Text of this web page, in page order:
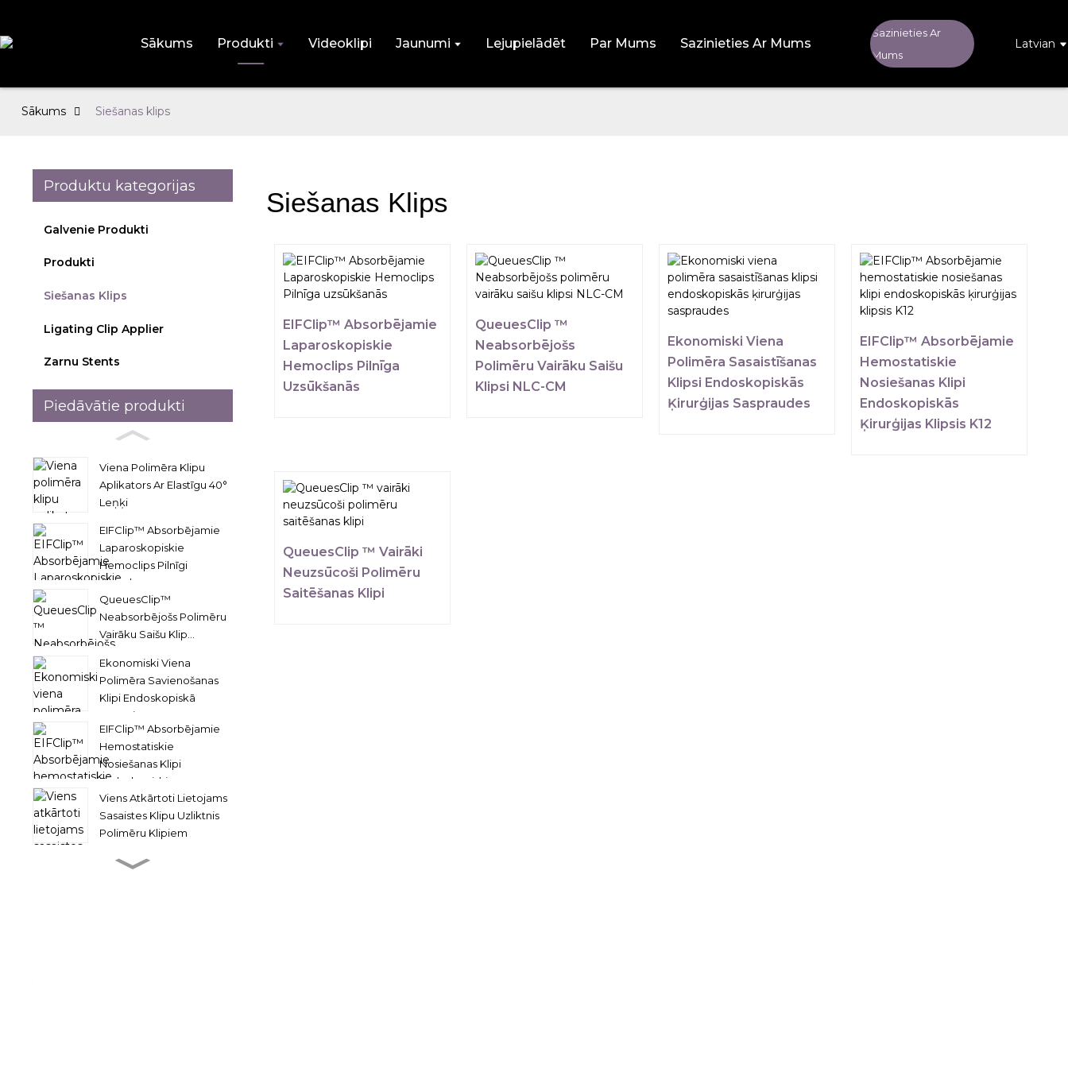
Sākums Produkti Videoklipi Jaunumi Lejupielādēt Par Mums Sazinieties Ar Mums
Sazinieties Ar
Mums
Latvian
Sākums Siešanas klips
Produktu kategorijas
Galvenie Produkti
Produkti
Siešanas Klips
Ligating Clip Applier
Zarnu Stents
Piedāvātie produkti
Viena Polimēra Klipu
Aplikators Ar Elastīgu 40°
Leņķi
EIFClip™ Absorbējamie
Laparoskopiskie
Hemoclips Pilnīgi
Absorb...
QueuesClip™
Neabsorbējošs Polimēru
Vairāku Saišu Klip...
Ekonomiski Viena
Polimēra Savienošanas
Klipi Endoskopiskā
Pārsprieguma...
EIFClip™ Absorbējamie
Hemostatiskie
Nosiešanas Klipi
Endoskopiski...
Viens Atkārtoti Lietojams
Sasaistes Klipu Uzliktnis
Polimēru Klipiem
EIFClip ™ Atkārtoti
Siešanas Klips
EIFClip™ Absorbējamie
Laparoskopiskie
Hemoclips Pilnīga
Uzsūkšanās
QueuesClip ™
Neabsorbējošs
Polimēru Vairāku Saišu
Klipsi NLC-CM
Ekonomiski Viena
Polimēra Sasaistīšanas
Klipsi Endoskopiskās
Ķirurģijas Saspraudes
EIFClip™ Absorbējamie
Hemostatiskie
Nosiešanas Klipi
Endoskopiskās
Ķirurģijas Klipsis K12
QueuesClip ™ Vairāki
Neuzsūcoši Polimēru
Saitēšanas Klipi